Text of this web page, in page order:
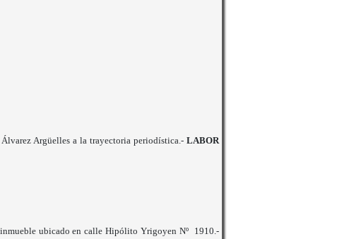
Argüelles a la trayectoria periodística.- LABOR
ubicado en calle Hipólito Yrigoyen Nº 1910.-